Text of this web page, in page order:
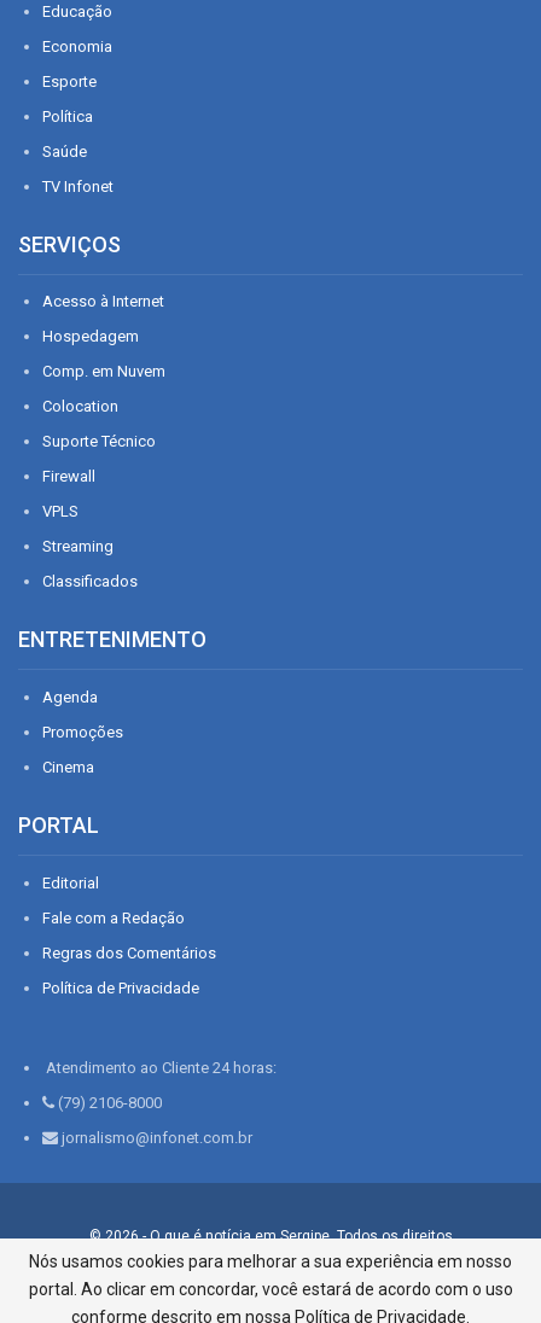
Educação
Economia
Esporte
Política
Saúde
TV Infonet
SERVIÇOS
Acesso à Internet
Hospedagem
Comp. em Nuvem
Colocation
Suporte Técnico
Firewall
VPLS
Streaming
Classificados
ENTRETENIMENTO
Agenda
Promoções
Cinema
PORTAL
Editorial
Fale com a Redação
Regras dos Comentários
Política de Privacidade
Atendimento ao Cliente 24 horas:
(79) 2106-8000
jornalismo@infonet.com.br
© 2026 - O que é notícia em Sergipe. Todos os direitos
reservados.
Infonet - Rua Monsenhor Silveira 276, Bairro São José |
Aracaju-SE, CEP 49015-030, Fone: 79.2106.8000 - CI Centro de
Nós usamos cookies para melhorar a sua experiência em nosso
portal. Ao clicar em concordar, você estará de acordo com o uso
conforme descrito em nossa Política de Privacidade.